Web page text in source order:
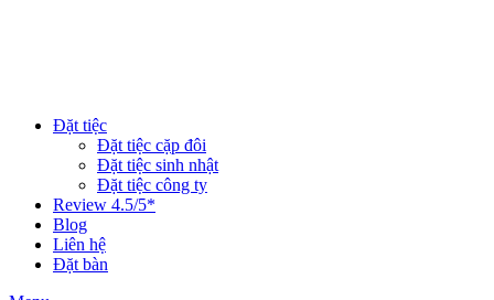
Đặt tiệc
Đặt tiệc cặp đôi
Đặt tiệc sinh nhật
Đặt tiệc công ty
Review 4.5/5*
Blog
Liên hệ
Đặt bàn